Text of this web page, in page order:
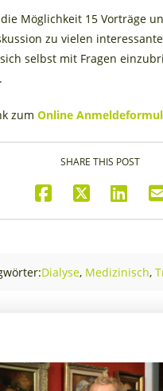
Möglichkeit 15 Vorträge
zu vielen
selbst mit Fragen
zumOnline
SHARE THIS POST
Dialyse, Medizinisch,